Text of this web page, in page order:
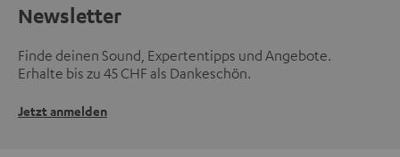
Newsletter
Finde deinen Sound, Expertentipps und Angebote.
Erhalte bis zu 45 CHF als Dankeschön.
Jetzt anmelden